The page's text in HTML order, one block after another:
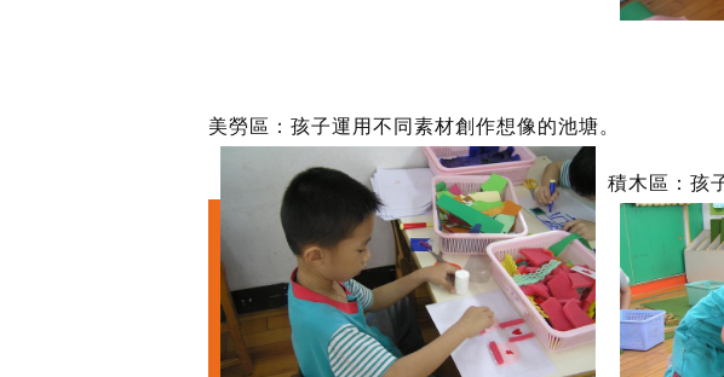
美勞區：孩子運用不同素材創作想像的池塘。
積木區：孩